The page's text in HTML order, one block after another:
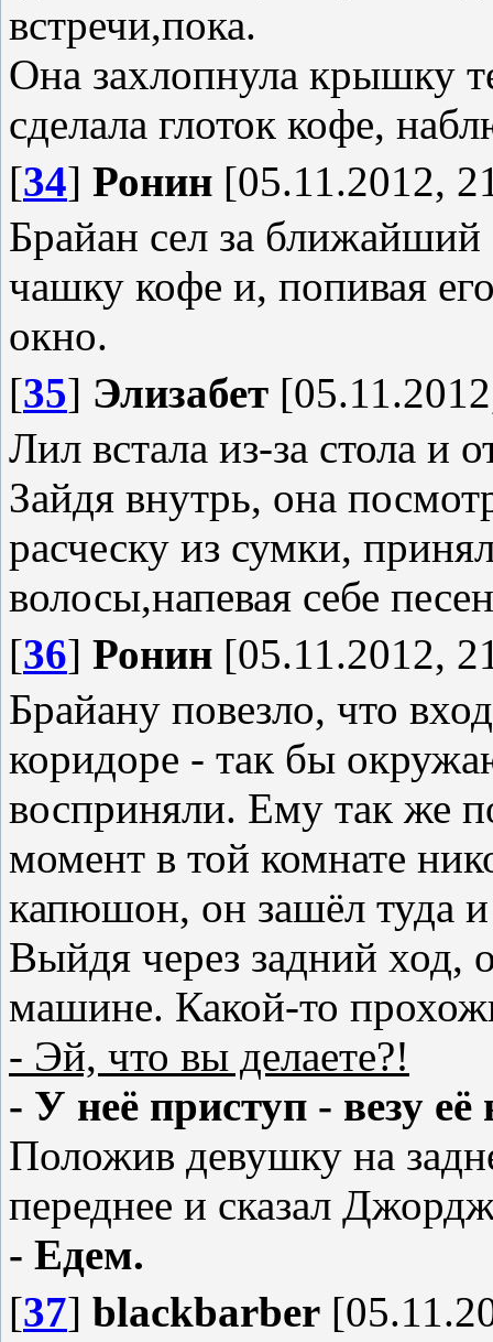
встречи,пока.
Она захлопнула крышку
сделала глоток кофе,
[34] Ронин [05.11.2012,
Брайан сел за ближайший
чашку кофе и, попивая
окно.
[35] Элизабет
Лил встала из-за стола и
Зайдя внутрь, она
расческу из сумки,
волосы,напевая себе
[36] Ронин [05.11.2012,
Брайану повезло, что
коридоре - так бы
восприняли. Ему так же
момент в той комнате
капюшон, он зашёл туда
Выйдя через задний ход,
машине. Какой-то
- Эй, что вы делаете?!
- У неё приступ - везу
Положив девушку на
переднее и сказал
- Едем.
[37] blackbarber